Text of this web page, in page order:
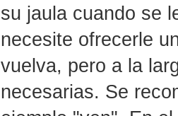
su jaula cuando se
necesite ofrecerle
vuelva, pero a la
necesarias. Se